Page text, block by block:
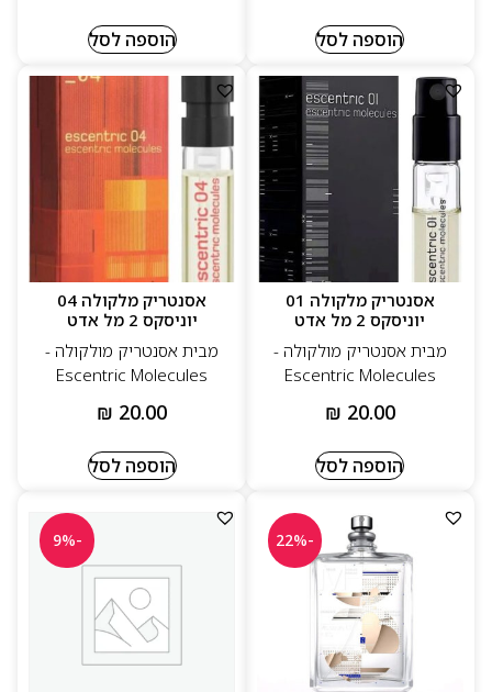
הוספה לסל הוספה לסל
אסנטריק מלקולה 01
יוניסקס 2 מל אדט
מבית אסנטריק מולקולה -
Escentric Molecules
₪ 20.00
הוספה לסל
אסנטריק מלקולה 04
יוניסקס 2 מל אדט
מבית אסנטריק מולקולה -
Escentric Molecules
₪ 20.00
הוספה לסל
-22%
-9%